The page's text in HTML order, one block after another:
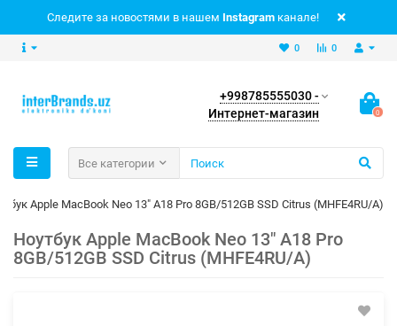
Следите за новостями в нашем Instagram канале!
0
0
+998785555030 -
Интернет-магазин
0
Все категории
Apple MacBook Neo 13" A18 Pro 8GB/512GB SSD Citrus (MHFE4RU/A)
Ноутбук Apple MacBook Neo 13" A18 Pro
8GB/512GB SSD Citrus (MHFE4RU/A)